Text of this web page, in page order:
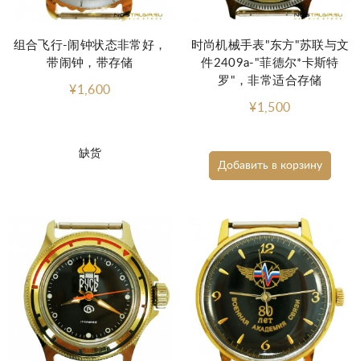
缺货
组合飞行-闹钟状态非常好，
带闹钟，带存储
¥1,600
Добавить в корзину
时尚机械手表"东方"苏联与文
件2409a-"菲德尔*卡斯特
罗"，非常适合存储
¥1,500